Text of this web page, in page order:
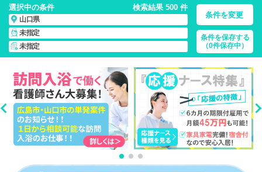
選択中の条件 検索結果 500 件
山口県
未指定
未指定
条件を変更
条件を保存する
（0件保存中）
山口県/正社員・パート・応援ナース・派遣の 看護師求人・派
遣・転職・募集一覧